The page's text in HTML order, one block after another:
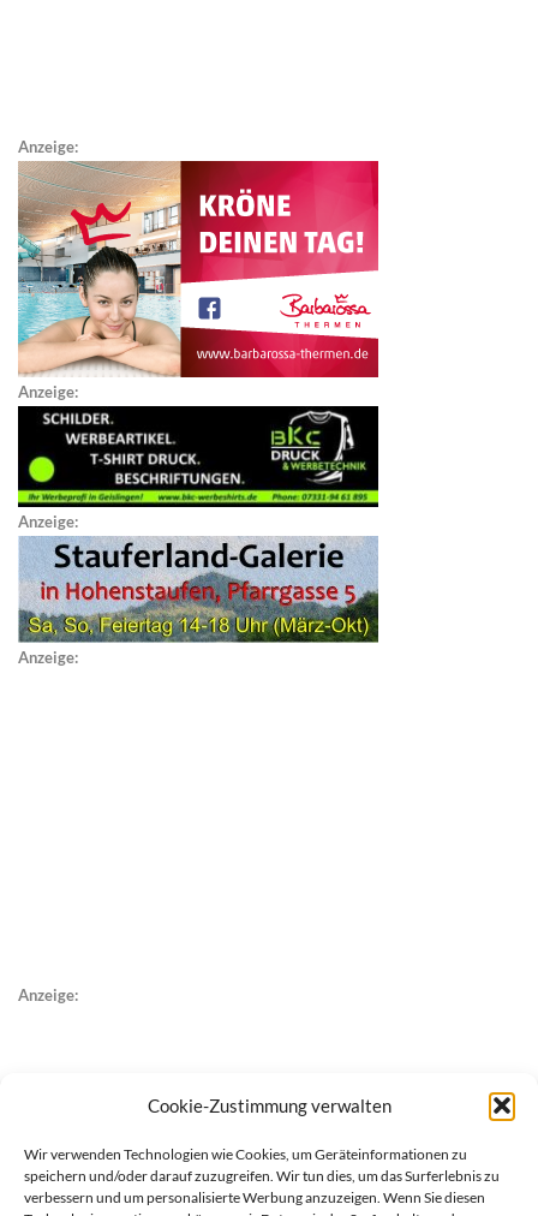
Cookie-Zustimmung verwalten
Wir verwenden Technologien wie Cookies, um Geräteinformationen zu
speichern und/oder darauf zuzugreifen. Wir tun dies, um das Surferlebnis zu
verbessern und um personalisierte Werbung anzuzeigen. Wenn Sie diesen
Anzeige:
Anzeige:
Anzeige:
Anzeige:
Anzeige: